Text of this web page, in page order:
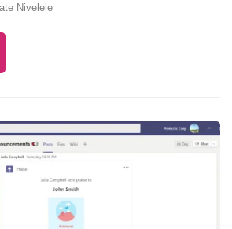
Nivelele